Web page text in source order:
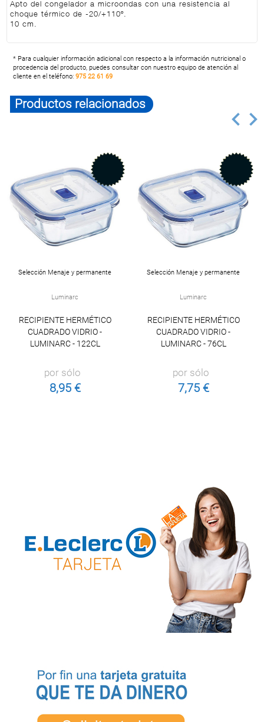
Apto del congelador a microondas con una resistencia al
choque térmico de -20/+110º.
10 cm.
* Para cualquier información adicional con respecto a la información nutricional o
procedencia del producto, puedes consultar con nuestro equipo de atención al
cliente en el teléfono:975 22 61 69
Productos relacionados
Selección Menaje y permanente
Luminarc
RECIPIENTE HERMÉTICO
CUADRADO VIDRIO -
LUMINARC - 122CL
por sólo
8,95 €
Selección Menaje y permanente
Luminarc
RECIPIENTE HERMÉTICO
CUADRADO VIDRIO -
LUMINARC - 76CL
por sólo
7,75 €